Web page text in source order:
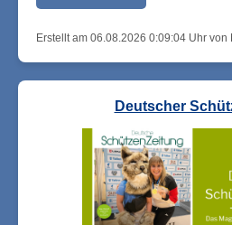
Erstellt am 06.08.2026 0:09:04 Uhr von
Deutscher